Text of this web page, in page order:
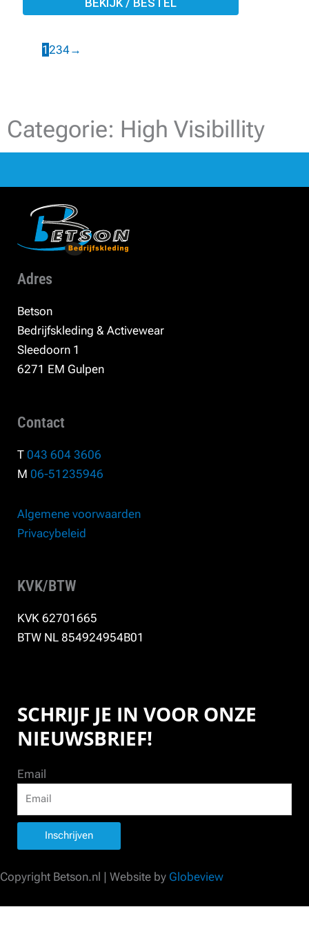
BEKIJK / BESTEL
1 234→
Categorie: High Visibillity
Adres
Betson
Bedrijfskleding & Activewear
Sleedoorn 1
6271 EM Gulpen
Contact
T 043 604 3606
M 06-51235946
Algemene voorwaarden
Privacybeleid
KVK/BTW
KVK 62701665
BTW NL 854924954B01
SCHRIJF JE IN VOOR ONZE
NIEUWSBRIEF!
Email
Inschrijven
Copyright Betson.nl | Website by Globeview